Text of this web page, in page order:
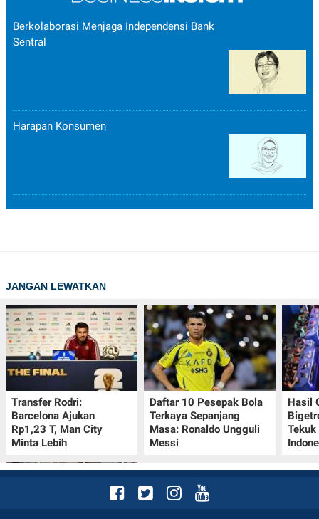
Berkolaborasi Menjaga Independensi Bank
Sentral
Harapan Konsumen
JANGAN LEWATKAN
Transfer Rodri:
Barcelona Ajukan
Rp1,23 T, Man City
Minta Lebih
Daftar 10 Pesepak Bola
Terkaya Sepanjang
Masa: Ronaldo Ungguli
Messi
Hasil